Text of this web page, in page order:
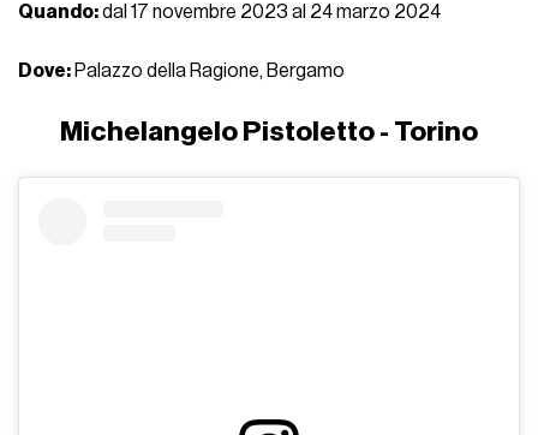
Quando:dal 17 novembre 2023 al 24 marzo 2024
Dove: Palazzo della Ragione, Bergamo
Michelangelo Pistoletto - Torino